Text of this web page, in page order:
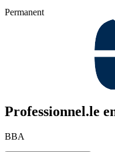
Permanent
Professionnel.le
BBA